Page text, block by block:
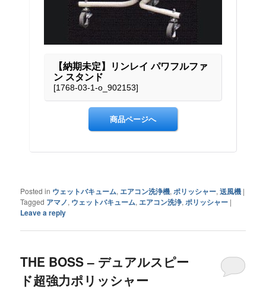
Posted in ウェットバキューム, エアコン洗浄機, ポリッシャー,送風機 |
Tagged アマノ, ウェットバキューム, エアコン洗浄, ポリッシャー |
Leave a reply
THE BOSS – デュアルスピー
ド超強力ポリッシャー